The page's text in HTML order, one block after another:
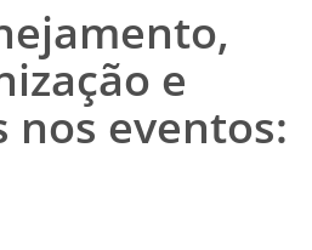
e
nos eventos: